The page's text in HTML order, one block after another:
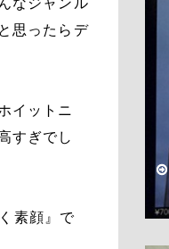
なジャンル
思ったらデ
イットニ
すぎでし
素顔』で